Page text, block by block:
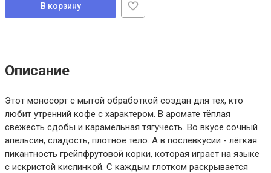
В корзину
Описание
Этот моносорт с мытой обработкой создан для тех, кто
любит утренний кофе с характером. В аромате тёплая
свежесть сдобы и карамельная тягучесть. Во вкусе сочный
апельсин, сладость, плотное тело. А в послевкусии - лёгкая
пикантность грейпфрутовой корки, которая играет на языке
с искристой кислинкой. С каждым глотком раскрывается